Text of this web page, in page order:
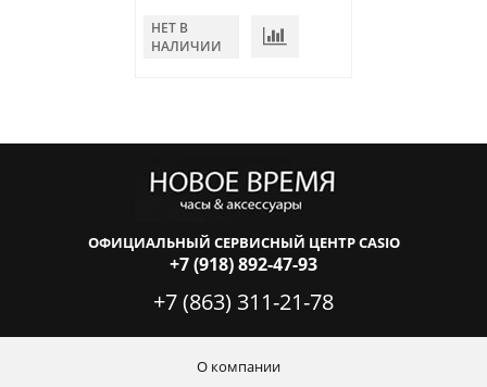
НЕТ В
НАЛИЧИИ
ОФИЦИАЛЬНЫЙ СЕРВИСНЫЙ ЦЕНТР CASIO
+7 (918) 892-47-93
+7 (863) 311-21-78
О компании